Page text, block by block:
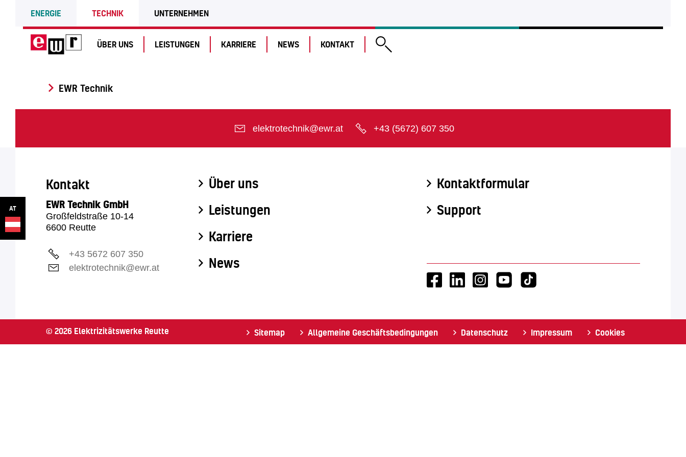
ENERGIE TECHNIK UNTERNEHMEN
ÜBER UNS LEISTUNGEN KARRIERE NEWS KONTAKT
EWR Technik
elektrotechnik@ewr.at +43 (5672) 607 350
Kontakt
EWR Technik GmbH
Großfeldstraße 10-14
6600 Reutte
+43 5672 607 350
elektrotechnik@ewr.at
Über uns
Leistungen
Karriere
News
Kontaktformular
Support
Sitemap Allgemeine Geschäftsbedingungen Datenschutz Impressum Cookies
© 2026 Elektrizitätswerke Reutte
AT